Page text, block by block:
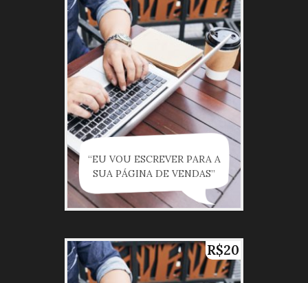
“EU VOU ESCREVER PARA A
SUA PÁGINA DE VENDAS”
R$20